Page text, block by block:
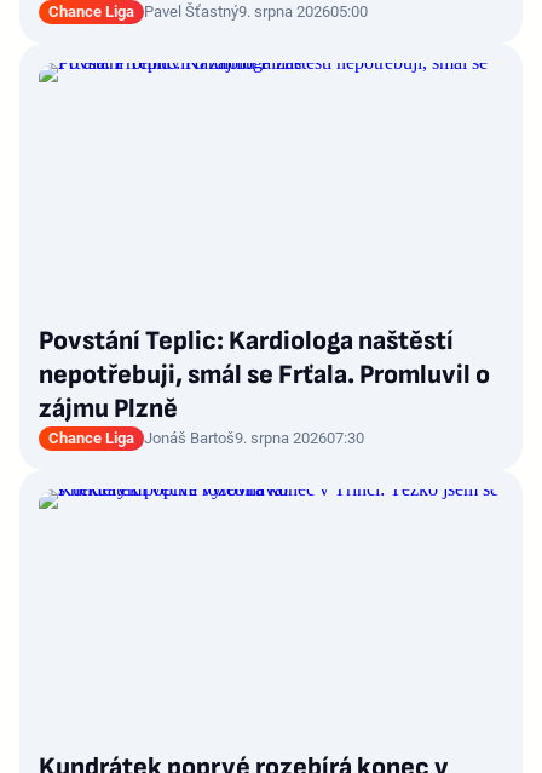
Chance Liga Pavel Šťastný9. srpna 202605:00
Povstání Teplic: Kardiologa naštěstí
nepotřebuji, smál se Frťala. Promluvil o
zájmu Plzně
Chance Liga Jonáš Bartoš9. srpna 202607:30